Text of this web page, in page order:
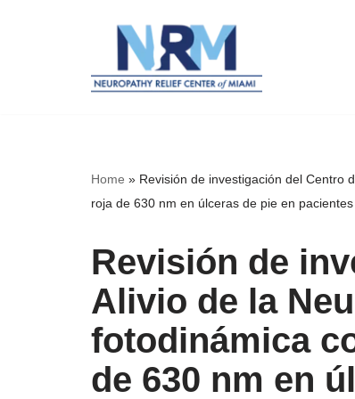
Home » Revisión de investigación del Centro
roja de 630 nm en úlceras de pie en
Revisión de
Alivio de la
fotodinámica
de 630 nm en